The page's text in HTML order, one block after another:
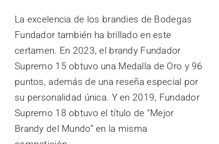
La excelencia de los brandies de Bodegas
Fundador también ha brillado en este
certamen. En 2023, el brandy Fundador
Supremo 15 obtuvo una Medalla de Oro y 96
puntos, además de una reseña especial por
su personalidad única. Y en 2019, Fundador
Supremo 18 obtuvo el título de “Mejor
Brandy del Mundo” en la misma